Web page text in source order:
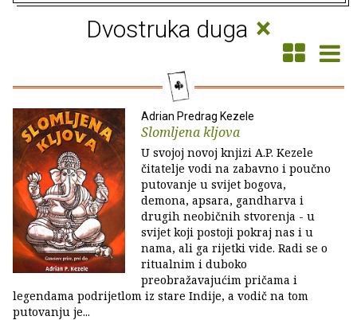
Dvostruka duga ×
Adrian Predrag Kezele
Slomljena kljova
U svojoj novoj knjizi A.P. Kezele
čitatelje vodi na zabavno i poučno
putovanje u svijet bogova,
demona, apsara, gandharva i
drugih neobičnih stvorenja - u
svijet koji postoji pokraj nas i u
nama, ali ga rijetki vide. Radi se o
ritualnim i duboko
preobražavajućim pričama i
legendama podrijetlom iz stare Indije, a vodič na tom
putovanju je...